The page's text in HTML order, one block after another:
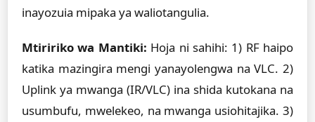
inayozuia mipaka ya waliotangulia.
Mtiririko wa Mantiki: Hoja ni sahihi: 1) RF haipo
katika mazingira mengi yanayolengwa na VLC. 2)
Uplink ya mwanga (IR/VLC) ina shida kutokana na
usumbufu, mwelekeo, na mwanga usiohitajika. 3)